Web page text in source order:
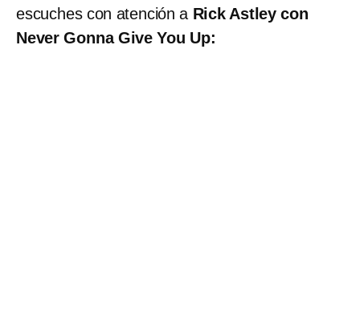
escuches con atención a Rick Astley con
Never Gonna Give You Up: